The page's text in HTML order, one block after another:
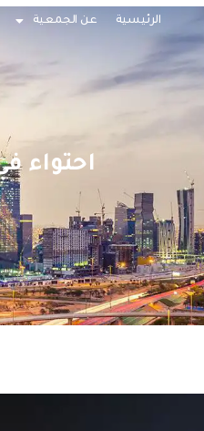
الرئيسية عن الجمعية
احتواء